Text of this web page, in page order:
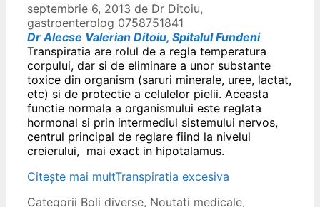
septembrie 6, 2013 de Dr Ditoiu,
gastroenterolog 0758751841
Dr Alecse Valerian Ditoiu, Spitalul Fundeni
Transpiratia are rolul de a regla temperatura
corpului, dar si de eliminare a unor substante
toxice din organism (saruri minerale, uree, lactat,
etc) si de protectie a celulelor pielii. Aceasta
functie normala a organismului este reglata
hormonal si prin intermediul sistemului nervos,
centrul principal de reglare fiind la nivelul
creierului, mai exact in hipotalamus.
Citește mai multTranspiratia excesiva
Categorii Boli diverse, Noutati medicale,